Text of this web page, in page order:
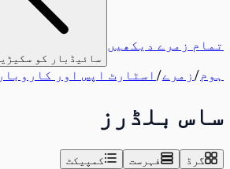
تمام زمرے دیکھیں
سائیڈبار کو سکیڑیں
ہوم /زمرے/اسٹارٹ اپس اور کاروبار /
ساس بلڈرز
گرڈ فہرست کمپیکٹ